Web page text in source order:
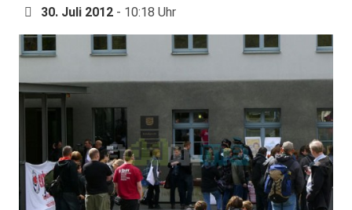
30. Juli 2012 - 10:18 Uhr